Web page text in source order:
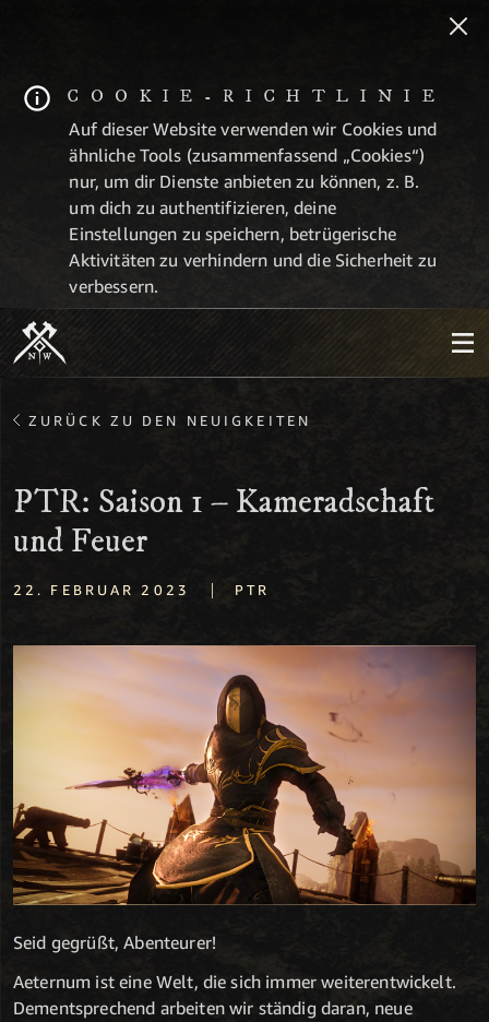
COOKIE-RICHTLINIE
Auf dieser Website verwenden wir Cookies und
ähnliche Tools (zusammenfassend „Cookies“)
nur, um dir Dienste anbieten zu können, z. B.
um dich zu authentifizieren, deine
Einstellungen zu speichern, betrügerische
Aktivitäten zu verhindern und die Sicherheit zu
verbessern.
ZURÜCK ZU DEN NEUIGKEITEN
PTR: Saison 1 – Kameradschaft
und Feuer
22. FEBRUAR 2023 | PTR
Seid gegrüßt, Abenteurer!
Aeternum ist eine Welt, die sich immer weiterentwickelt.
Dementsprechend arbeiten wir ständig daran, neue